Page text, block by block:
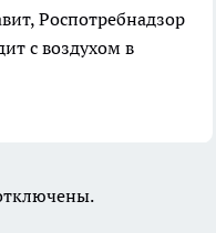
Роспотребнадзор
с воздухом в